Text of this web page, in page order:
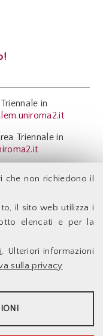
che non richiedono il
il sito web utilizza i
elencati e per la
. Ulteriori informazioni
sulla privacy
in
Triennale in
Studi di Roma
di Economia
Tor Vergata